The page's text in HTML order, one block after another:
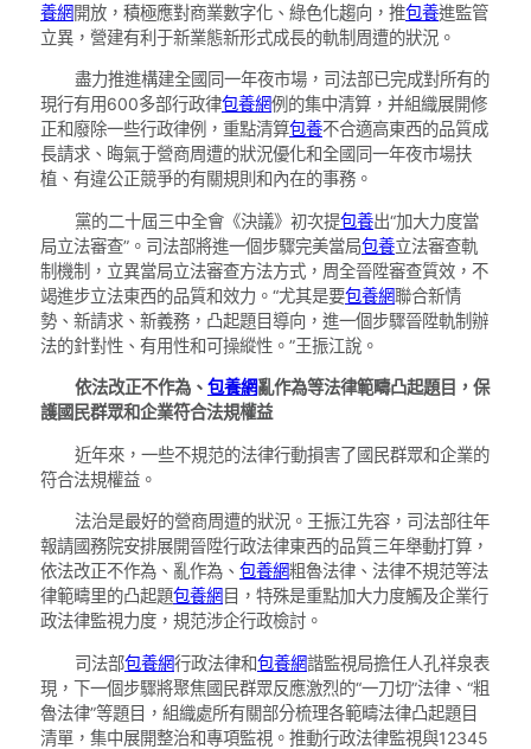
養網開放，積極應對商業數字化、綠色化趨向，推包養進監管
立異，營建有利于新業態新形式成長的軌制周遭的狀況。
盡力推進構建全國同一年夜市場，司法部已完成對所有的
現行有用600多部行政律包養網例的集中清算，并組織展開修
正和廢除一些行政律例，重點清算包養不合適高東西的品質成
長請求、晦氣于營商周遭的狀況優化和全國同一年夜市場扶
植、有違公正競爭的有關規則和內在的事務。
黨的二十屆三中全會《決議》初次提包養出“加大力度當
局立法審查”。司法部將進一個步驟完美當局包養立法審查軌
制機制，立異當局立法審查方法方式，周全晉陞審查質效，不
竭進步立法東西的品質和效力。“尤其是要包養網聯合新情
勢、新請求、新義務，凸起題目導向，進一個步驟晉陞軌制辦
法的針對性、有用性和可操縱性。”王振江說。
依法改正不作為、 包養網亂作為等法律範疇凸起題目，保
護國民群眾和企業符合法規權益
近年來，一些不規范的法律行動損害了國民群眾和企業的
符合法規權益。
法治是最好的營商周遭的狀況。王振江先容，司法部往年
報請國務院安排展開晉陞行政法律東西的品質三年舉動打算，
依法改正不作為、亂作為、 包養網粗魯法律、法律不規范等法
律範疇里的凸起題包養網 目，特殊是重點加大力度觸及企業行
政法律監視力度，規范涉企行政檢討。
司法部包養網行政法律和包養網諧監視局擔任人孔祥泉表
現，下一個步驟將聚焦國民群眾反應激烈的“一刀切”法律、“粗
魯法律”等題目，組織處所有關部分梳理各範疇法律凸起題目
清單，集中展開整治和專項監視。推動行政法律監視與12345